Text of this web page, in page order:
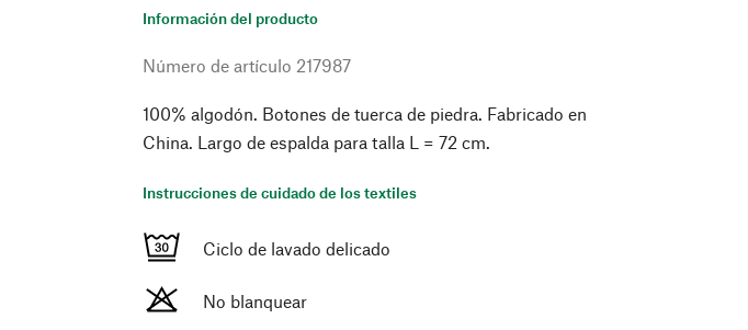
Información del producto
Número de artículo 217987
100% algodón. Botones de tuerca de piedra. Fabricado en
China. Largo de espalda para talla L = 72 cm.
Instrucciones de cuidado de los textiles
Ciclo de lavado delicado
No blanquear